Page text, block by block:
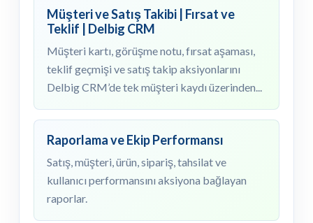
Müşteri ve Satış Takibi | Fırsat ve
Teklif | Delbig CRM
Müşteri kartı, görüşme notu, fırsat aşaması,
teklif geçmişi ve satış takip aksiyonlarını
Delbig CRM’de tek müşteri kaydı üzerinden...
Raporlama ve Ekip Performansı
Satış, müşteri, ürün, sipariş, tahsilat ve
kullanıcı performansını aksiyona bağlayan
raporlar.